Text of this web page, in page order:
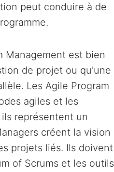
peut conduire à de
Management est bien
de projet ou qu'une
Les Agile Program
agiles et les
représentent un
créent la vision
projets liés. Ils doivent
of Scrums et les outils